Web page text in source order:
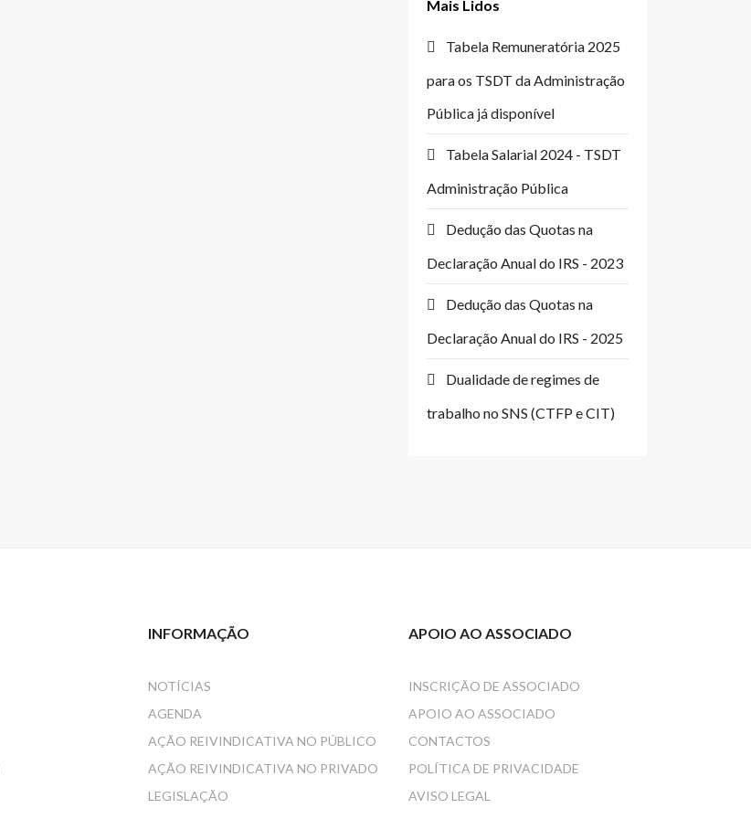
Mais Lidos
Tabela Remuneratória 2025
para os TSDT da Administração
Pública já disponível
Tabela Salarial 2024 - TSDT
Administração Pública
Dedução das Quotas na
Declaração Anual do IRS - 2023
Dedução das Quotas na
Declaração Anual do IRS - 2025
Dualidade de regimes de
trabalho no SNS (CTFP e CIT)
INFORMAÇÃO
NOTÍCIAS
AGENDA
AÇÃO REIVINDICATIVA NO PÚBLICO
AÇÃO REIVINDICATIVA NO PRIVADO
LEGISLAÇÃO
APOIO AO ASSOCIADO
INSCRIÇÃO DE ASSOCIADO
APOIO AO ASSOCIADO
CONTACTOS
POLÍTICA DE PRIVACIDADE
AVISO LEGAL